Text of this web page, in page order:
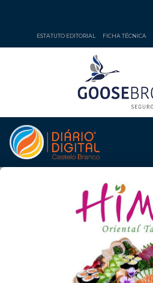
ESTATUTO EDITORIAL FICHA TÉCNICA